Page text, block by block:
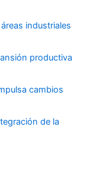
industriales
productiva
cambios
de la